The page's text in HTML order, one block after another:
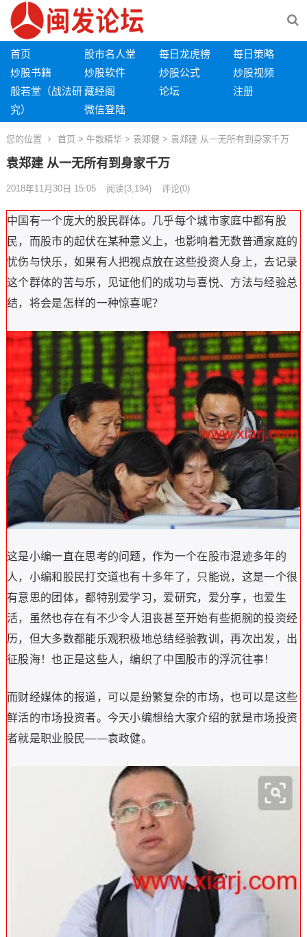
首页 股市名人堂 每日龙虎榜
每日策略
炒股书籍
炒股软件 炒股公式
炒股视频
般若堂（战法研
究）
藏经阁 论坛
注册
微信登陆
您的位置 首页 > 牛散精华> 袁郑健 > 袁郑建 从一无所有到身家千万
袁郑建 从一无所有到身家千万
2018年11月30日 15:05 阅读(3,194) 评论(0)
中国有一个庞大的股民群体。几乎每个城市家庭中都有股
民，而股市的起伏在某种意义上，也影响着无数普通家庭的
忧伤与快乐，如果有人把视点放在这些投资人身上，去记录
这个群体的苦与乐，见证他们的成功与喜悦、方法与经验总
结，将会是怎样的一种惊喜呢？
这是小编一直在思考的问题，作为一个在股市混迹多年的
人，小编和股民打交道也有十多年了，只能说，这是一个很
有意思的团体，都特别爱学习，爱研究，爱分享，也爱生
活，虽然也存在有不少令人沮丧甚至开始有些扼腕的投资经
历，但大多数都能乐观积极地总结经验教训，再次出发，出
征股海！也正是这些人，编织了中国股市的浮沉往事！
而财经媒体的报道，可以是纷繁复杂的市场，也可以是这些
鲜活的市场投资者。今天小编想给大家介绍的就是市场投资
者就是职业股民——袁政健。